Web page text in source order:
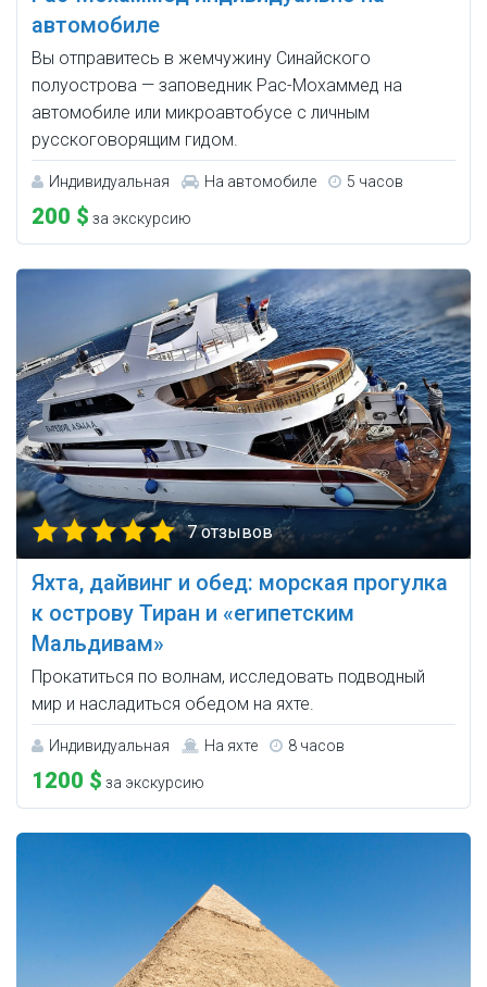
автомобиле
Вы отправитесь в жемчужину Синайского
полуострова — заповедник Рас-Мохаммед на
автомобиле или микроавтобусе с личным
русскоговорящим гидом.
Индивидуальная На автомобиле 5 часов
200 $ за экскурсию
7 отзывов
Яхта, дайвинг и обед: морская прогулка
к острову Тиран и «египетским
Мальдивам»
Прокатиться по волнам, исследовать подводный
мир и насладиться обедом на яхте.
Индивидуальная На яхте 8 часов
1200 $ за экскурсию